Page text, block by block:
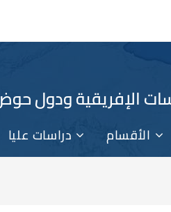
الإفريقية ودول
دراسات عليا الأقسام